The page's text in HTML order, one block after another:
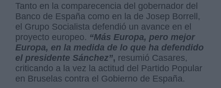
Tanto en la comparecencia del gobernador del
Banco de España como en la de Josep Borrell,
el Grupo Socialista defendió un avance en el
proyecto europeo. “Más Europa, pero mejor
Europa, en la medida de lo que ha defendido
el presidente Sánchez”, resumió Casares,
criticando a la vez la actitud del Partido Popular
en Bruselas contra el Gobierno de España.